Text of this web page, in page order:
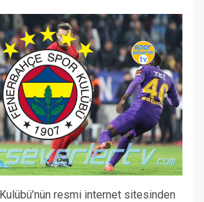
resmi internet sitesinden